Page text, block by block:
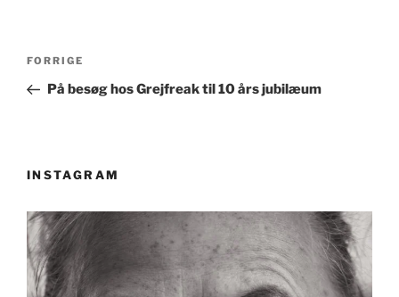
Indlægsnavigation
Forrige
indlæg
FORRIGE
På besøg hos Grejfreak til 10 års jubilæum
INSTAGRAM